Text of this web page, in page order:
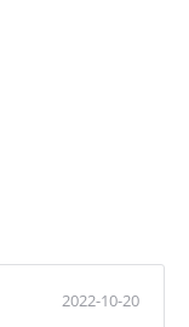
2022-10-20